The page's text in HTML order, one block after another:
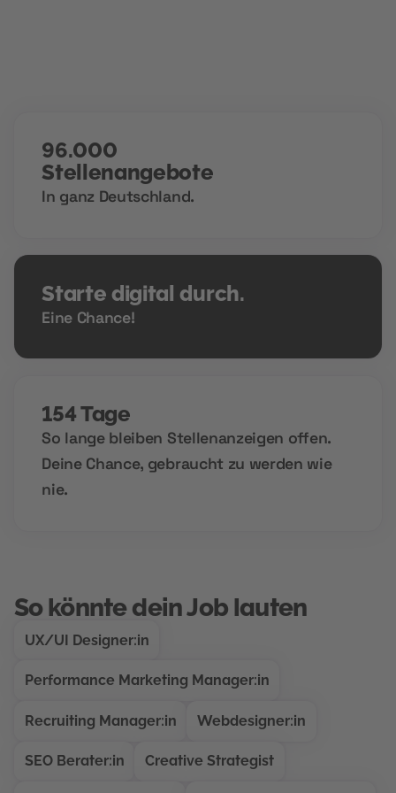
96.000
Stellenangebote
In ganz Deutschland.
Starte digital durch.
Eine Chance!
154 Tage
So lange bleiben Stellenanzeigen offen.
Deine Chance, gebraucht zu werden wie
nie.
So könnte dein Job lauten
UX/UI Designer:in
Performance Marketing Manager:in
Recruiting Manager:in Webdesigner:in
SEO Berater:in Creative Strategist